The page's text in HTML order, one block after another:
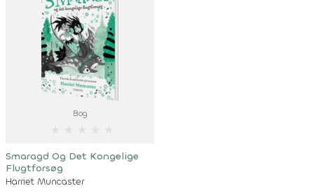
Bog
Smaragd Og Det Kongelige
Flugtforsøg
Harriet Muncaster